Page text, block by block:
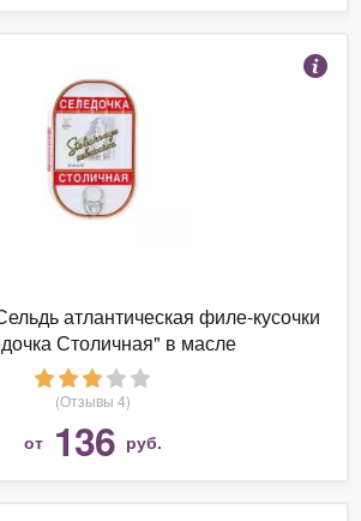
атлантическая филе-кусочки
Столичная" в масле
(Отзывы 4)
от 136 руб.